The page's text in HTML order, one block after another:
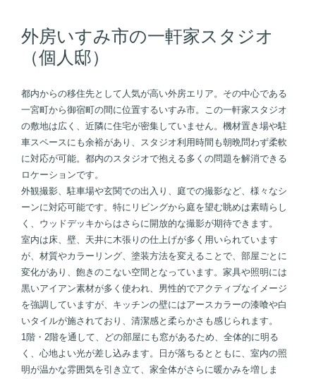
外房いすみ市の一軒家スタジオ
（個人邸）
都内からの移住先として人気が高い外房エリア。その中心である
一宮町から御宿町の間に位置するいすみ市。この一軒家スタジオ
の敷地は広く、近隣に住宅が密集していません。機材置き場や駐
車スペースにも余裕があり、スタジオ利用時間も朝晩問わず柔軟
に対応が可能。都内のスタジオで抱える多くの問題を解消できる
ロケーションです。
外観撮影、駐車場や玄関での出入り、庭での撮影など、様々なシ
ーンに対応可能です。特にリビングから庭を望む眺めは素晴らし
く、ウッドデッキからはさらに開放的な撮影が期待できます。
室内は床、壁、天井に木張りの仕上げが多く用いられています
が、材質やカラーリング、塗装方法を変えることで、部屋ごとに
変化があり、飽きのこない空間となっています。家具や照明には
黒いアイアン素材が多く使われ、男性的でアクティブなイメージ
を強調していますが、キッチンの壁にはアースカラーの漆喰や白
いタイルが施されており、清潔感と柔らかさも感じられます。
1階・2階を通して、どの部屋にも窓があるため、全体的に明る
く、心地よい光が差し込みます。日が落ちるとともに、室内の照
明が温かな雰囲気を引き立て、家全体がさらに暖かみを増しま